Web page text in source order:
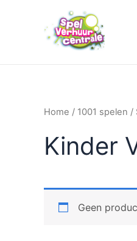
Home / 1001 spelen /
Kinder
Geen